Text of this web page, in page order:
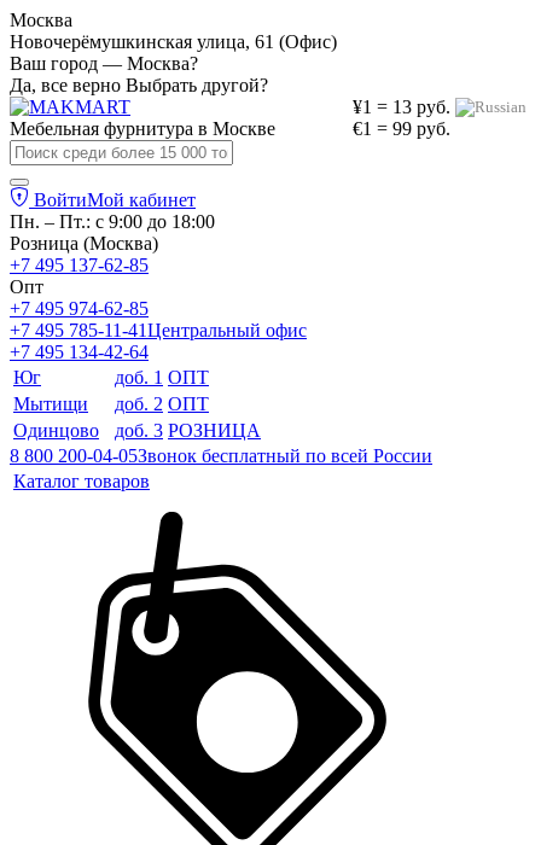
Москва
Новочерёмушкинская улица, 61 (Офис)
Ваш город — Москва?
Да, все верно Выбрать другой?
¥1 = 13 руб.
€1 = 99 руб.
Мебельная фурнитура в Москве
ВойтиМой кабинет
Пн. – Пт.: с 9:00 до 18:00
Розница (Москва)
+7 495 137-62-85
Опт
+7 495 974-62-85
+7 495 785-11-41Центральный офис
+7 495 134-42-64
Юг
доб. 1 ОПТ
Мытищи
доб. 2 ОПТ
Одинцово
доб. 3 РОЗНИЦА
8 800 200-04-05Звонок бесплатный по всей России
Каталог товаров